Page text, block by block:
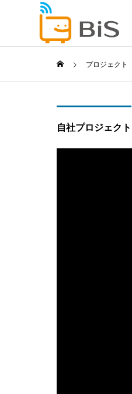
プロジェクト
自社プロジェクト